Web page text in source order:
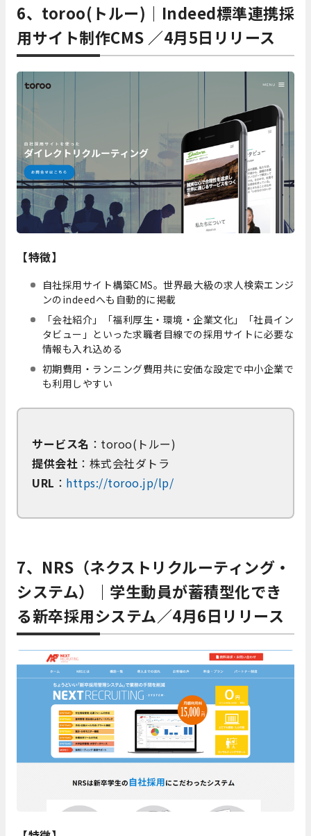
6、toroo(トルー)｜Indeed標準連携採
用サイト制作CMS ／4月5日リリース
【特徴】
​自社採用サイト構築CMS。世界最大級の求人検索エンジ
ンのindeedへも自動的に掲載
「会社紹介」「福利厚生・環境・企業文化」「社員イン
タビュー」といった求職者目線での採用サイトに必要な
情報も入れ込める
初期費用・ランニング費用共に安価な設定で中小企業で
も利用しやすい
サービス名 ：toroo(トルー)
提供会社 ：株式会社ダトラ
URL ： https://toroo.jp/lp/
7、NRS（ネクストリクルーティング・
システム）｜学生動員が蓄積型化でき
る新卒採用システム／4月6日リリース